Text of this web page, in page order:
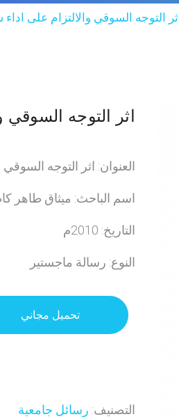
اثر التوجه السوقي والالتزام على
اثر التوجه السوقي
العنوان: اثر التوجه
اسم الباحث: ميثاق طاهر
التاريخ: 2010م
النوع: رسالة ماجستير
تحميل مجاني
التصنيف: رسائل جامعية